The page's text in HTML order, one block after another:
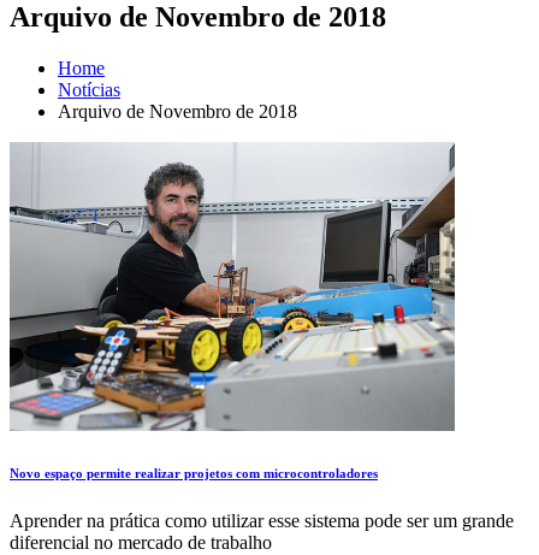
Arquivo de Novembro de 2018
Home
Notícias
Arquivo de Novembro de 2018
Novo espaço permite realizar projetos com microcontroladores
Aprender na prática como utilizar esse sistema pode ser um grande
diferencial no mercado de trabalho